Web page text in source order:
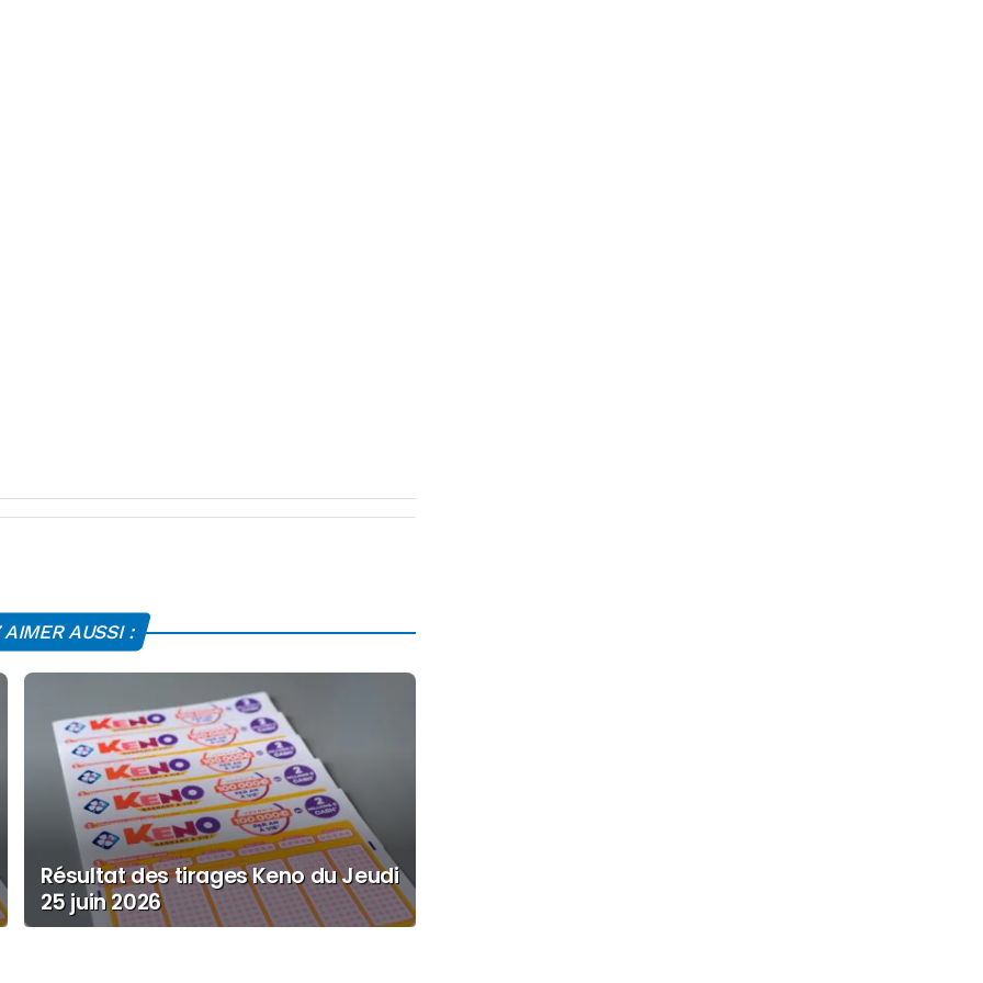
AUSSI :
Résultat des tirages Keno du Jeudi
25 juin 2026